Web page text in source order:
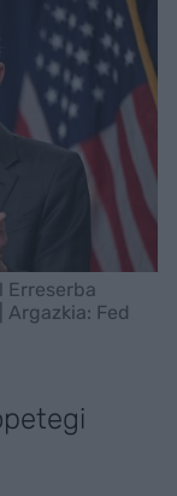
Erreserba
Fed